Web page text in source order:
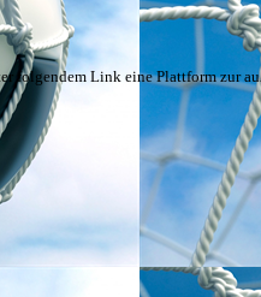
folgendem Link eine Plattform zur